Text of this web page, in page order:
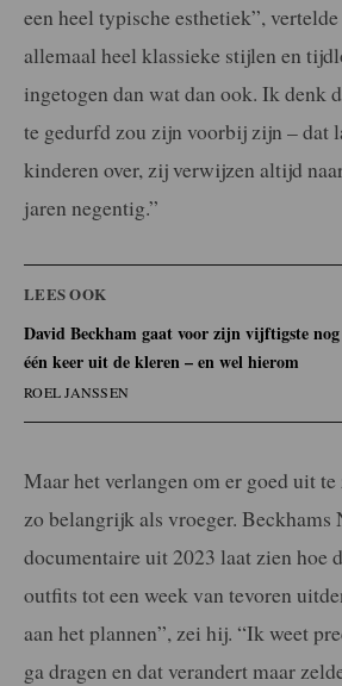
een heel typische esthetiek”,
allemaal heel klassieke stijlen en
ingetogen dan wat dan ook. Ik denk
te gedurfd zou zijn voorbij zijn – dat
kinderen over, zij verwijzen altijd
jaren negentig.”
LEES OOK
David Beckham gaat voor zijn vijftigste nog
één keer uit de kleren – en wel hierom
ROEL JANSSEN
Maar het verlangen om er goed uit
zo belangrijk als vroeger. Beckhams
documentaire uit 2023 laat zien hoe
outfits tot een week van tevoren
aan het plannen”, zei hij. “Ik weet
ga dragen en dat verandert maar